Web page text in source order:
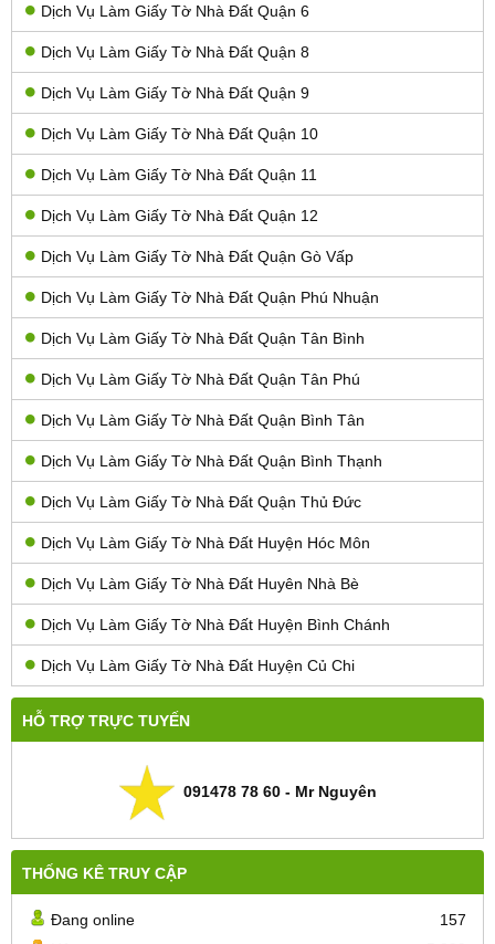
Dịch Vụ Làm Giấy Tờ Nhà Đất Quận 6
Dịch Vụ Làm Giấy Tờ Nhà Đất Quận 8
Dịch Vụ Làm Giấy Tờ Nhà Đất Quận 9
Dịch Vụ Làm Giấy Tờ Nhà Đất Quận 10
Dịch Vụ Làm Giấy Tờ Nhà Đất Quận 11
Dịch Vụ Làm Giấy Tờ Nhà Đất Quận 12
Dịch Vụ Làm Giấy Tờ Nhà Đất Quận Gò Vấp
Dịch Vụ Làm Giấy Tờ Nhà Đất Quận Phú Nhuận
Dịch Vụ Làm Giấy Tờ Nhà Đất Quận Tân Bình
Dịch Vụ Làm Giấy Tờ Nhà Đất Quận Tân Phú
Dịch Vụ Làm Giấy Tờ Nhà Đất Quận Bình Tân
Dịch Vụ Làm Giấy Tờ Nhà Đất Quận Bình Thạnh
Dịch Vụ Làm Giấy Tờ Nhà Đất Quận Thủ Đức
Dịch Vụ Làm Giấy Tờ Nhà Đất Huyện Hóc Môn
Dịch Vụ Làm Giấy Tờ Nhà Đất Huyên Nhà Bè
Dịch Vụ Làm Giấy Tờ Nhà Đất Huyện Bình Chánh
Dịch Vụ Làm Giấy Tờ Nhà Đất Huyện Củ Chi
HỖ TRỢ TRỰC TUYẾN
091478 78 60 - Mr Nguyên
THỐNG KÊ TRUY CẬP
Đang online
157